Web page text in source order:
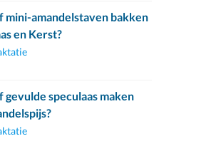
mini-amandelstaven bakken
en Kerst?
gevulde speculaas maken